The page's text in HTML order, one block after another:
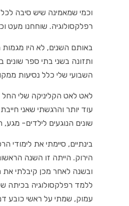
וכמי שמאמינה שיש סיבה
רפלקסולוגיה. שוחחנו מעט
באותם השנים, לא היו
ותזונה בשני בתי ספר
השבועי שלי כלל נסיעות
לאט לאט הקליניקה שלי החל
עוד יותר והרגשתי שאני
שונים הנוגעים לילדים-
בינתיים, סיימתי את
הירוק. הייתה זו השנה
ובשנה לאחר מכן קיבלתי את
עמוק, שמתי על ראשי כובע